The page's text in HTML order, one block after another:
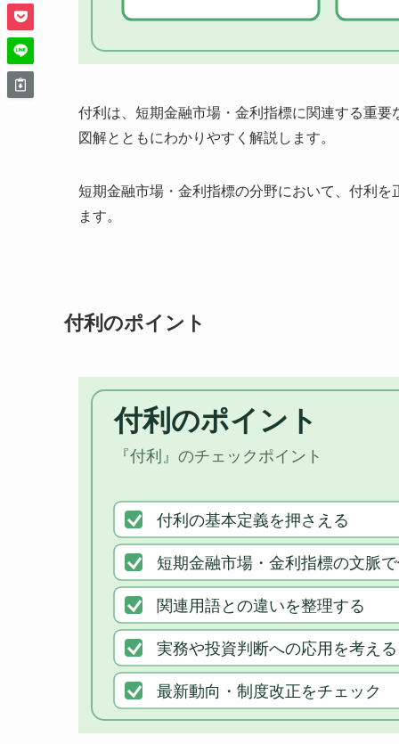
付利は、短期金融市場・金利指標に関連する重
図解とともにわかりやすく解説します。
短期金融市場・金利指標の分野において、付利
ます。
付利のポイント